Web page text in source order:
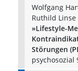
Wolfgang
Ruthild Linse
»Lifestyle-
Störungen
psychosozial